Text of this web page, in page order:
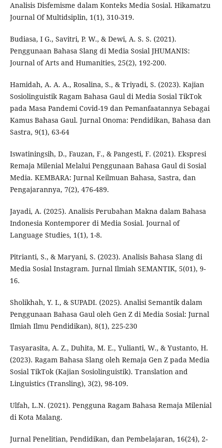
Analisis Disfemisme dalam Konteks Media Sosial. Hikamatzu
Journal Of Multidsiplin, 1(1), 310-319.
Budiasa, I G., Savitri, P. W., & Dewi, A. S. S. (2021).
Penggunaan Bahasa Slang di Media Sosial JHUMANIS:
Journal of Arts and Humanities, 25(2), 192-200.
Hamidah, A. A. A., Rosalina, S., & Triyadi, S. (2023). Kajian
Sosiolinguistik Ragam Bahasa Gaul di Media Sosial TikTok
pada Masa Pandemi Covid-19 dan Pemanfaatannya Sebagai
Kamus Bahasa Gaul. Jurnal Onoma: Pendidikan, Bahasa dan
Sastra, 9(1), 63-64
Iswatiningsih, D., Fauzan, F., & Pangesti, F. (2021). Ekspresi
Remaja Milenial Melalui Penggunaan Bahasa Gaul di Sosial
Media. KEMBARA: Jurnal Keilmuan Bahasa, Sastra, dan
Pengajarannya, 7(2), 476-489.
Jayadi, A. (2025). Analisis Perubahan Makna dalam Bahasa
Indonesia Kontemporer di Media Sosial. Journal of
Language Studies, 1(1), 1-8.
Pitrianti, S., & Maryani, S. (2023). Analisis Bahasa Slang di
Media Sosial Instagram. Jurnal Ilmiah SEMANTIK, 5(01), 9-
16.
Sholikhah, Y. I., & SUPADI. (2025). Analisi Semantik dalam
Penggunaan Bahasa Gaul oleh Gen Z di Media Sosial: Jurnal
Ilmiah Ilmu Pendidikan), 8(1), 225-230
Tasyarasita, A. Z., Duhita, M. E., Yulianti, W., & Yustanto, H.
(2023). Ragam Bahasa Slang oleh Remaja Gen Z pada Media
Sosial TikTok (Kajian Sosiolinguistik). Translation and
Linguistics (Transling), 3(2), 98-109.
Ulfah, L.N. (2021). Pengguna Ragam Bahasa Remaja Milenial
di Kota Malang.
Jurnal Penelitian, Pendidikan, dan Pembelajaran, 16(24), 2-